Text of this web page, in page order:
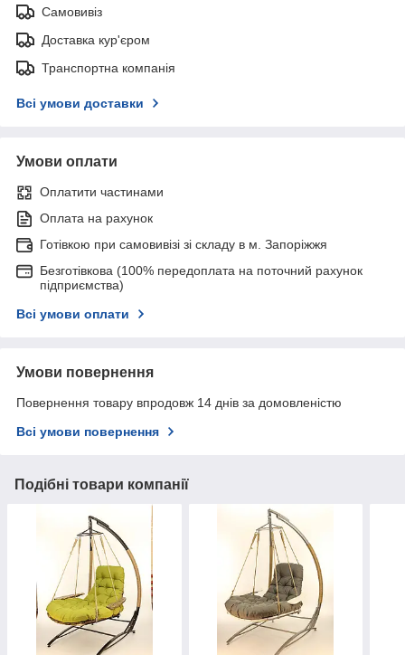
Самовивіз
Доставка кур'єром
Транспортна компанія
Всі умови доставки
Умови оплати
Оплатити частинами
Оплата на рахунок
Готівкою при самовивізі зі складу в м. Запоріжжя
Безготівкова (100% передоплата на поточний рахунок
підприємства)
Всі умови оплати
Умови повернення
Повернення товару впродовж 14 днів за домовленістю
Всі умови повернення
Подібні товари компанії